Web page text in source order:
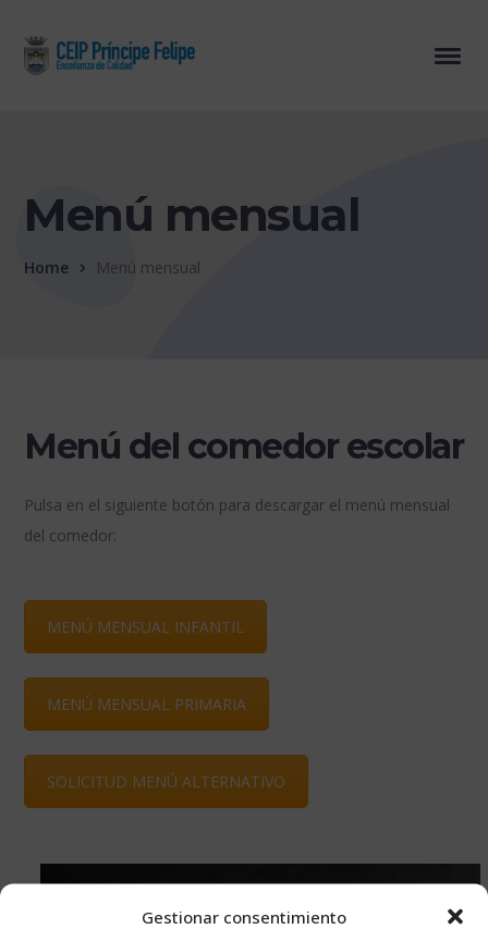
Gestionar consentimiento
Menú mensual
Home Menú mensual
Menú del comedor escolar
Pulsa en el siguiente botón para descargar el menú mensual
del comedor:
MENÚ MENSUAL INFANTIL
MENÚ MENSUAL PRIMARIA
SOLICITUD MENÚ ALTERNATIVO